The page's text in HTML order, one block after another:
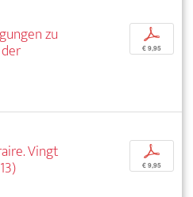
zu
p
€ 9,95
Vingt
p
€ 9,95